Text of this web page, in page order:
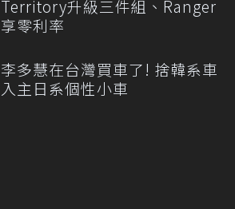
Territory升級三件組、Ranger
享零利率
李多慧在台灣買車了! 捨韓系車
入主日系個性小車